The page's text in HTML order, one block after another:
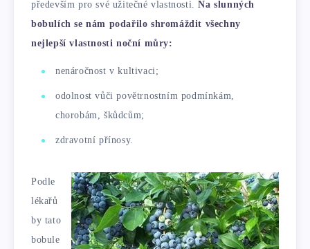
především pro své užitečné vlastnosti.Na slunných
bobulích se nám podařilo shromáždit všechny
nejlepší vlastnosti noční můry:
nenáročnost v kultivaci;
odolnost vůči povětrnostním podmínkám,
chorobám, škůdcům;
zdravotní přínosy.
Podle
lékařů
by tato
bobule